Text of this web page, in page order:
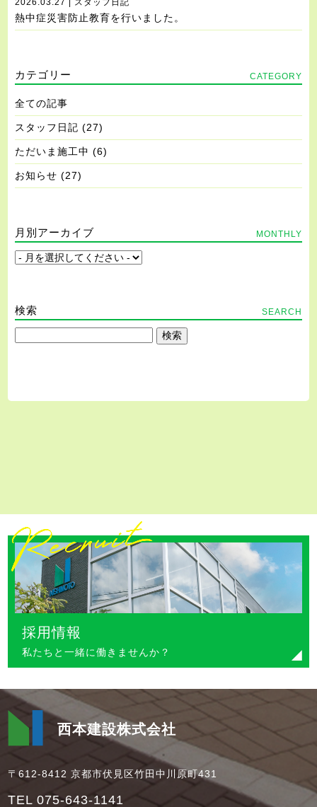
2026.03.27 | スタッフ日記
熱中症災害防止教育を行いました。
カテゴリー CATEGORY
全ての記事
スタッフ日記 (27)
ただいま施工中 (6)
お知らせ (27)
月別アーカイブ MONTHLY
検索 SEARCH
採用情報
私たちと一緒に働きませんか？
西本建設株式会社
〒612-8412 京都市伏見区竹田中川原町431
TEL 075-643-1141